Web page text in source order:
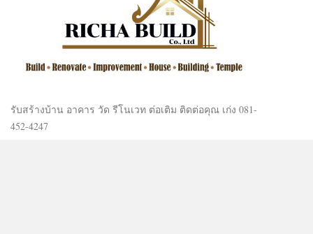
รับสร้างบ้าน อาคาร วัด รีโนเวท ต่อเติม ติดต่อคุณ เก่ง 081-
452-4247